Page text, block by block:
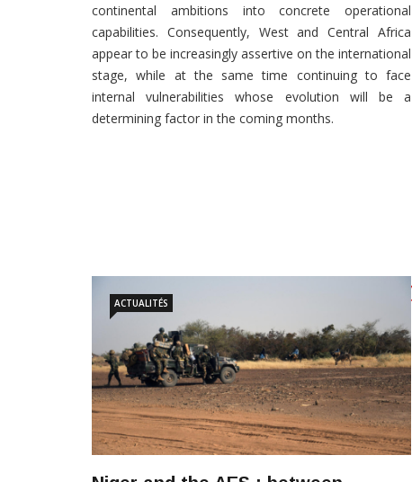
continental ambitions into concrete operational
capabilities. Consequently, West and Central Africa
appear to be increasingly assertive on the international
stage, while at the same time continuing to face
internal vulnerabilities whose evolution will be a
determining factor in the coming months.
ACTUALITÉS